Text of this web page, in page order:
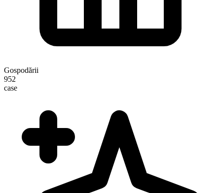
Gospodării
952
case